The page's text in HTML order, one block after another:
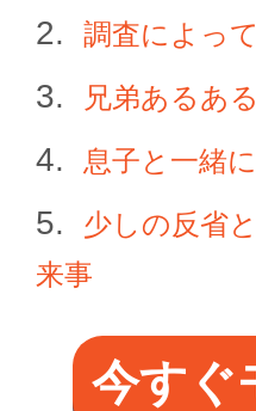
調査によっ
兄弟あるある
息子と一緒
少しの反省
来事
今すぐ